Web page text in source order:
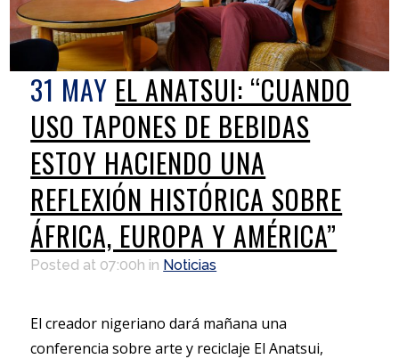
31 MAY EL ANATSUI: “CUANDO
USO TAPONES DE BEBIDAS
ESTOY HACIENDO UNA
REFLEXIÓN HISTÓRICA SOBRE
ÁFRICA, EUROPA Y AMÉRICA”
Posted at 07:00h in Noticias
El creador nigeriano dará mañana una
conferencia sobre arte y reciclaje El Anatsui,